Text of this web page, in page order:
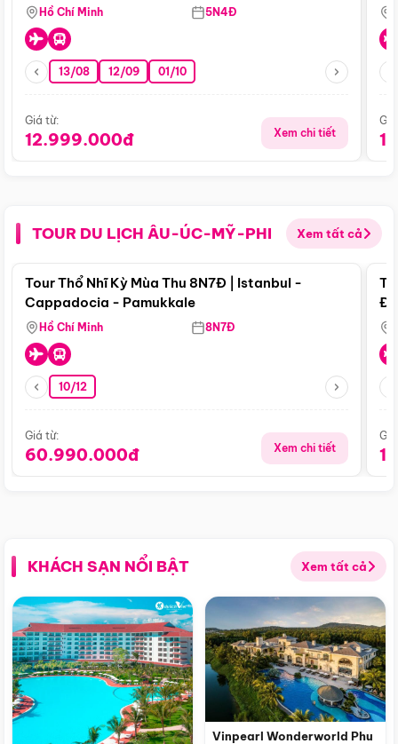
Hồ Chí Minh 5N4Đ
13/08 12/09 01/10
Giá từ:
12.999.000đ Xem chi tiết
TOUR DU LỊCH ÂU-ÚC-MỸ-PHI Xem tất cả
Điểm nổi bật
Tour Thổ Nhĩ Kỳ Mùa Thu 8N7Đ | Istanbul -
Cappadocia - Pamukkale
Hồ Chí Minh 8N7Đ
10/12
Giá từ:
60.990.000đ Xem chi tiết
KHÁCH SẠN NỔI BẬT Xem tất cả
Vinpearl Wonderworld Phu